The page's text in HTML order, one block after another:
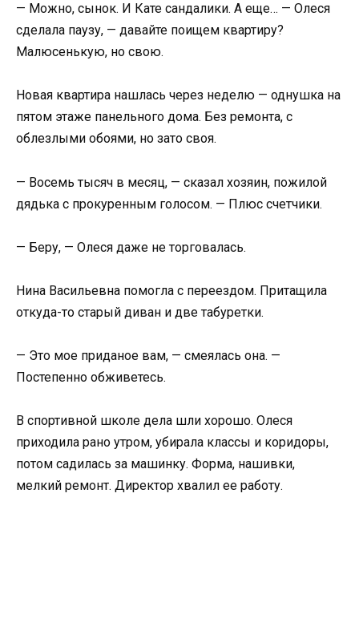
— Можно, сынок. И Кате сандалики. А еще… — Олеся
сделала паузу, — давайте поищем квартиру?
Малюсенькую, но свою.
Новая квартира нашлась через неделю — однушка на
пятом этаже панельного дома. Без ремонта, с
облезлыми обоями, но зато своя.
— Восемь тысяч в месяц, — сказал хозяин, пожилой
дядька с прокуренным голосом. — Плюс счетчики.
— Беру, — Олеся даже не торговалась.
Нина Васильевна помогла с переездом. Притащила
откуда-то старый диван и две табуретки.
— Это мое приданое вам, — смеялась она. —
Постепенно обживетесь.
В спортивной школе дела шли хорошо. Олеся
приходила рано утром, убирала классы и коридоры,
потом садилась за машинку. Форма, нашивки,
мелкий ремонт. Директор хвалил ее работу.